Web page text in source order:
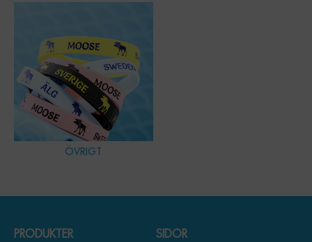
ÖVRIGT
PRODUKTER SIDOR